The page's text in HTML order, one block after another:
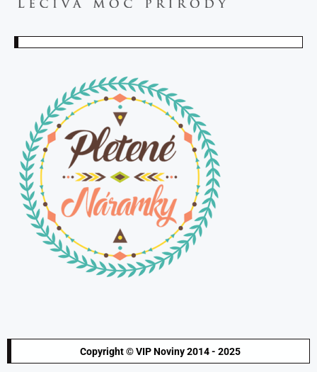
Copyright © VIP Noviny 2014 - 2025